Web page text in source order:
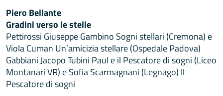
Piero Bellante
Gradini verso le stelle
Pettirossi Giuseppe Gambino Sogni stellari (Cremona) e
Viola Cuman Un’amicizia stellare (Ospedale Padova)
Gabbiani Jacopo Tubini Paul e il Pescatore di sogni (Liceo
Montanari VR) e Sofia Scarmagnani (Legnago) Il
Pescatore di sogni